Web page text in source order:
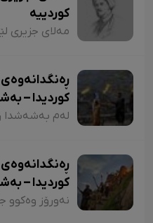
کوردییە
کوردیدا –
کوردیدا –